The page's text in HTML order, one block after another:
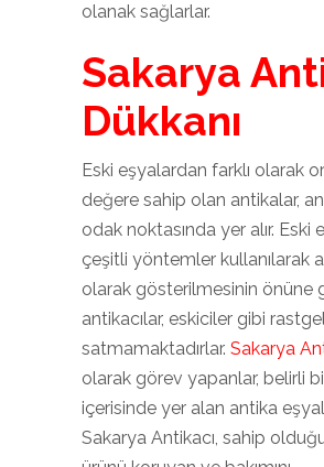
olanak sağlarlar.
Sakarya
Dükkanı
Eski eşyalardan farklı olarak
değere sahip olan antikalar,
odak noktasında yer alır. Eski
çeşitli yöntemler kullanılarak
olarak gösterilmesinin önüne
antikacılar, eskiciler gibi
satmamaktadırlar. Sakarya
olarak görev yapanlar, belirli
içerisinde yer alan antika
Sakarya Antikacı, sahip